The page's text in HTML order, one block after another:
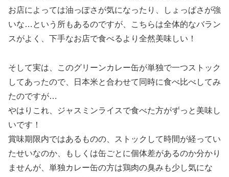
お店によっては油っぽさが気になったり、しょっぱさが強
いな…という所もあるのですが、こちらは全体的なバラン
スがよく、下手なお店で食べるより全然美味しい！
そして実は、このグリーンカレー缶が単独で一つストック
してあったので、日本米と合わせて同時に食べ比べしてみ
たのですが…
やはりこれ、ジャスミンライスで食べた方がずっと美味し
いです！
賞味期限内ではあるものの、ストックして時間が経ってい
たせいなのか、もしくは缶ごとに個体差があるのか分かり
ませんが、単独カレー缶の方は鶏肉の臭みも少し気にな